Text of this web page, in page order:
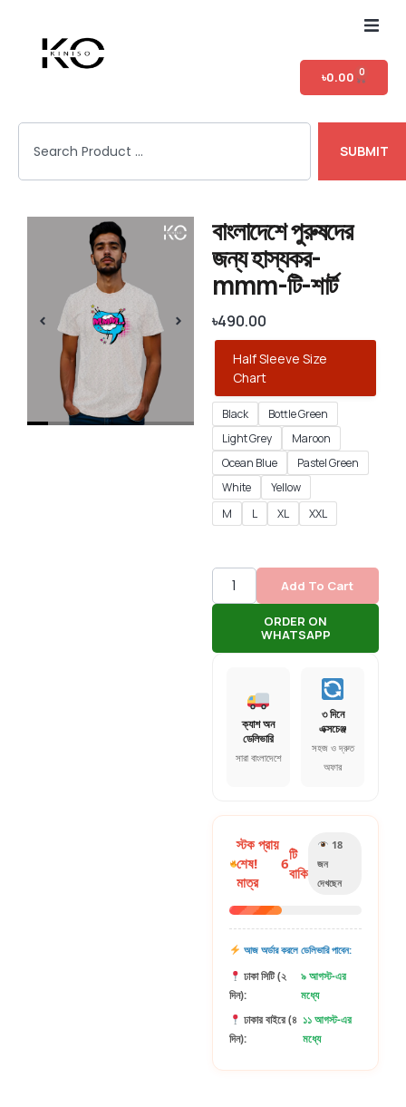
৳0.00 0
SUBMIT
বাংলাদেশে পুরুষদের
জন্য হাস্যকর-
mmm-টি-শার্ট
৳490.00
Half Sleeve Size
Chart
Black
Bottle Green
Light Grey
Maroon
Ocean Blue
Pastel Green
White
Yellow
M
L XL XXL
Add To Cart
ORDER ON
WHATSAPP
ক্যাশ অন
ডেলিভারি
সারা বাংলাদেশে
৩ দিনে
এক্সচেঞ্জ
সহজ ও দ্রুত
অফার
স্টক প্রায়
শেষ!
মাত্র
6
টি
বাকি
18
জন
দেখছেন
আজ অর্ডার করলে ডেলিভারি পাবেন:
ঢাকা সিটি (২
দিন):
৯ আগস্ট-এর
মধ্যে
ঢাকার বাইরে (৪
দিন):
১১ আগস্ট-এর
মধ্যে